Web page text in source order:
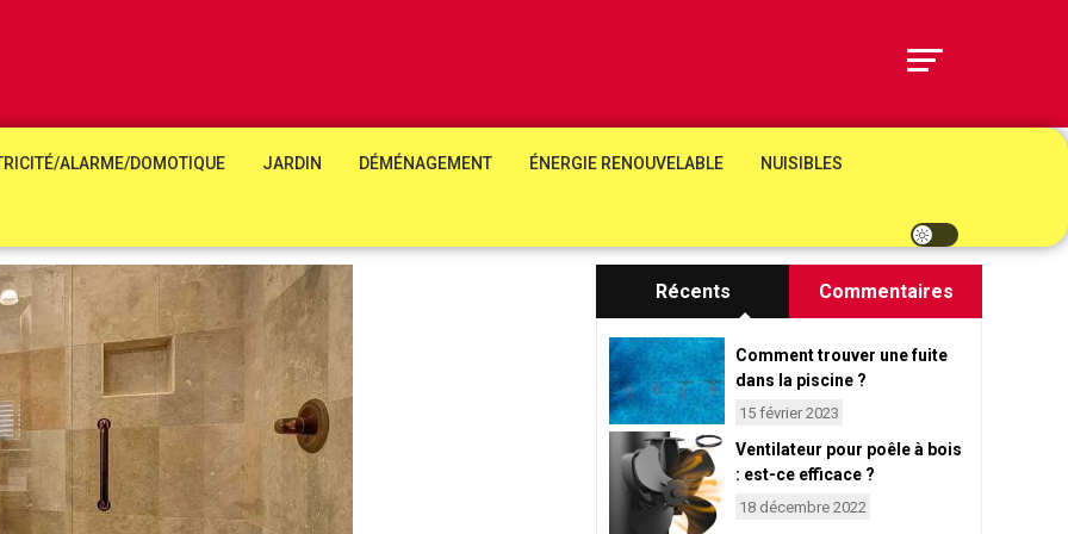
ALARME/DOMOTIQUE JARDIN DÉMÉNAGEMENT ÉNERGIE RENOUVELABLE NUISIBLES
Récents Commentaires
Comment trouver une fuite
dans la piscine ?
15 février 2023
Ventilateur pour poêle à bois
: est-ce efficace ?
18 décembre 2022